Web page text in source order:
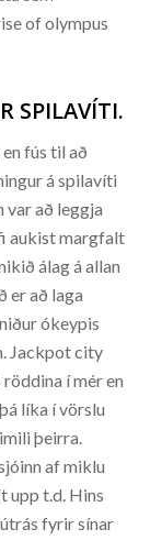
of olympus
SPILAVÍTI.
fús til að
á spilavíti
var að leggja
aukist margfalt
álag á allan
er að laga
ókeypis
Jackpot city
í mér en
líka í vörslu
þeirra.
af miklu
upp t.d. Hins
fyrir sínar